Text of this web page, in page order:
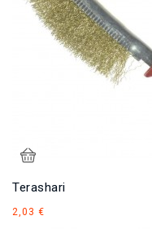
Terashari
2,03 €